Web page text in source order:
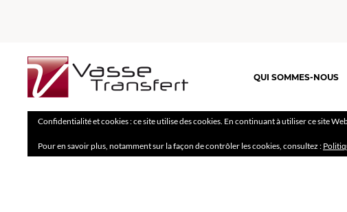
QUI SOMMES-NOUS
Confidentialité et cookies : ce site utilise des cookies. En continuant à utiliser ce site
Pour en savoir plus, notamment sur la façon de contrôler les cookies, consultez :